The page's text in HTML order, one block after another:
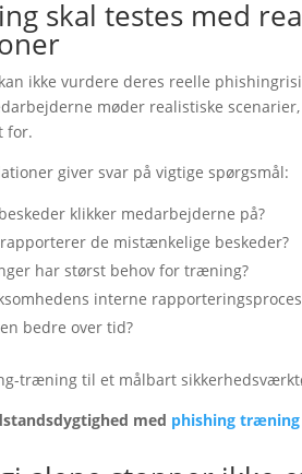
skal testes med
ikke vurdere deres reelle
møder realistiske
for.
giver svar på vigtige spørgsmål:
klikker medarbejderne på?
de mistænkelige beskeder?
har størst behov for træning?
interne
bedre over tid?
træning til et målbart
med phishing træning